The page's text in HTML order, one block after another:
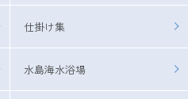
仕掛け集
水島海水浴場